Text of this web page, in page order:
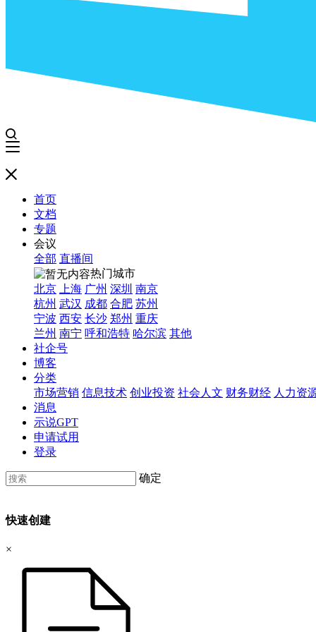
首页
文档
专题
会议
全部 直播间
热门城市
北京
上海 广州 深圳 南京
杭州 武汉 成都 合肥 苏州
宁波 西安 长沙 郑州 重庆
兰州 南宁 呼和浩特 哈尔滨 其他
社企号
博客
分类
市场营销 信息技术 创业投资 社会人文 财务财经 人力资
消息
示说GPT
申请试用
登录
确定
快速创建
×